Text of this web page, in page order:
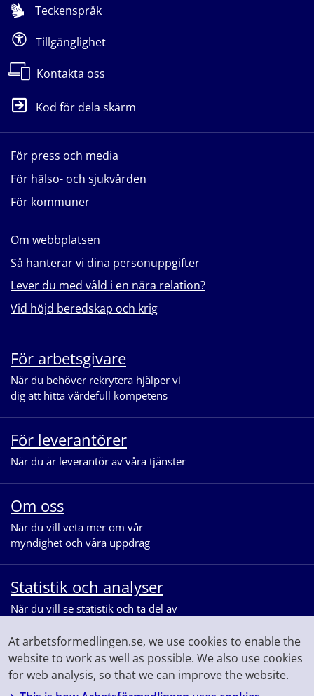
At arbetsformedlingen.se, we use cookies to enable the
website to work as well as possible. We also use cookies
for web analysis, so that we can improve the website.
Teckenspråk
Tillgänglighet
Kontakta oss
Kod för dela skärm
För press och media
För hälso- och sjukvården
För kommuner
Om webbplatsen
Så hanterar vi dina personuppgifter
Lever du med våld i en nära relation?
Vid höjd beredskap och krig
För arbetsgivare
När du behöver rekrytera hjälper vi
dig att hitta värdefull kompetens
För leverantörer
När du är leverantör av våra tjänster
Om oss
När du vill veta mer om vår
myndighet och våra uppdrag
Statistik och analyser
När du vill se statistik och ta del av